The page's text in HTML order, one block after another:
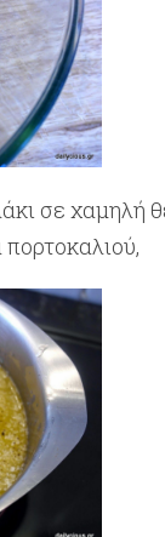
σε χαμηλή